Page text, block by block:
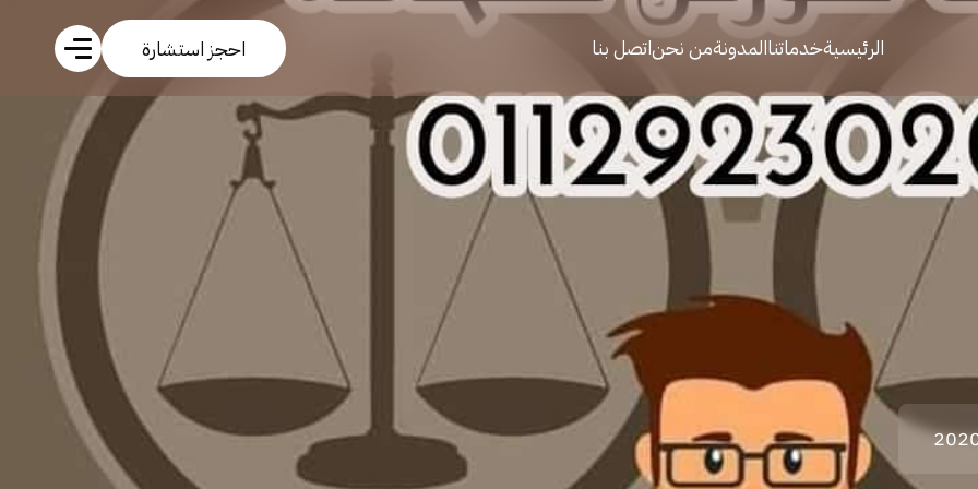
الرئيسيةخدماتناالمدونةمن نحناتصل بنا